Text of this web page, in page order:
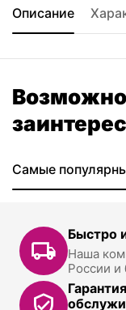
Описание
Самые
Быстро
Наша
России